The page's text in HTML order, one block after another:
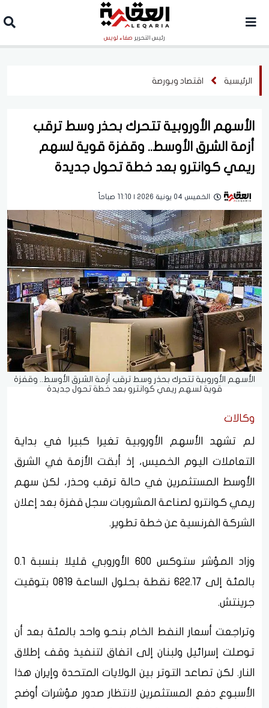
رئيس التحرير صفاء لويس
الرئيسية اقتصاد وبورصة
الأسهم الأوروبية تتحرك بحذر وسط ترقب
أزمة الشرق الأوسط.. وقفزة قوية لسهم
ريمي كوانترو بعد خطة تحول جديدة
الخميس 04 يونية 2026 | 11:10 صباحاً
الأسهم الأوروبية تتحرك بحذر وسط ترقب أزمة الشرق الأوسط.. وقفزة
قوية لسهم ريمي كوانترو بعد خطة تحول جديدة
وكالات
لم تشهد الأسهم الأوروبية تغيرا كبيرا في بداية
التعاملات اليوم الخميس، إذ أبقت الأزمة في الشرق
الأوسط المستثمرين في حالة ترقب وحذر، لكن سهم
ريمي كوانترو لصناعة المشروبات سجل قفزة بعد إعلان
الشركة الفرنسية عن خطة تطوير.
وزاد المؤشر ستوكس 600 الأوروبي قليلا بنسبة 0.1
بالمئة إلى 622.17 نقطة بحلول الساعة 0819 بتوقيت
جرينتش.
وتراجعت أسعار النفط الخام بنحو واحد بالمئة بعد أن
توصلت إسرائيل ولبنان إلى اتفاق لتنفيذ وقف إطلاق
النار. لكن تصاعد التوتر بين الولايات المتحدة وإيران هذا
الأسبوع دفع المستثمرين لانتظار صدور مؤشرات أوضح